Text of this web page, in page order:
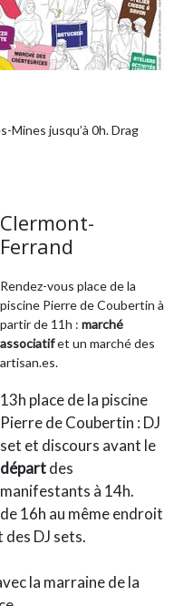
Mines jusqu’à 0h. Drag
Clermont-
Ferrand
Rendez-vous place de la
piscine Pierre de Coubertin à
partir de 11h : marché
associatifet un marché des
artisan.es.
13h place de la piscine
Pierre de Coubertin : DJ
set et discours avant le
départdes
manifestants à 14h.
16h au même endroit
DJ sets.
la marraine de la